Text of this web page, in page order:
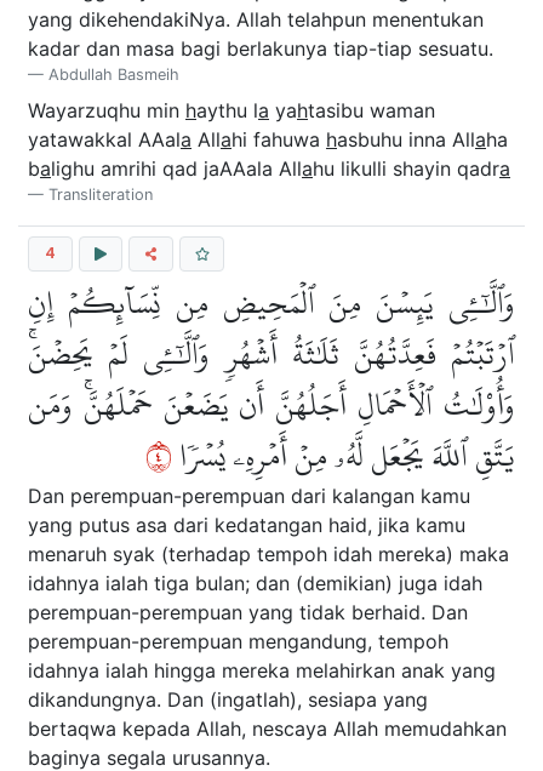
yang dikehendakiNya. Allah telahpun menentukan
kadar dan masa bagi berlakunya tiap-tiap sesuatu.
Abdullah Basmeih
Wayarzuqhu min haythu la yahtasibu waman
yatawakkal AAala Allahi fahuwa hasbuhu inna Allaha
balighu amrihi qad jaAAala Allahu likulli shayin qadra
Transliteration
4
وَٱلَّٰٓـِٔي يَئِسۡنَ مِنَ ٱلۡمَحِيضِ مِن نِّسَآئِكُمۡ إِنِ
ٱرۡتَبۡتُمۡ فَعِدَّتُهُنَّ ثَلَٰثَةُ أَشۡهُرٖ وَٱلَّٰٓـِٔي لَمۡ يَحِضۡنَۚ
وَأُوْلَٰتُ ٱلۡأَحۡمَالِ أَجَلُهُنَّ أَن يَضَعۡنَ حَمۡلَهُنَّۚ وَمَن
يَتَّقِ ٱللَّهَ يَجۡعَل لَّهُۥ مِنۡ أَمۡرِهِۦ يُسۡرٗا٤
Dan perempuan-perempuan dari kalangan kamu
yang putus asa dari kedatangan haid, jika kamu
menaruh syak (terhadap tempoh idah mereka) maka
idahnya ialah tiga bulan; dan (demikian) juga idah
perempuan-perempuan yang tidak berhaid. Dan
perempuan-perempuan mengandung, tempoh
idahnya ialah hingga mereka melahirkan anak yang
dikandungnya. Dan (ingatlah), sesiapa yang
bertaqwa kepada Allah, nescaya Allah memudahkan
baginya segala urusannya.